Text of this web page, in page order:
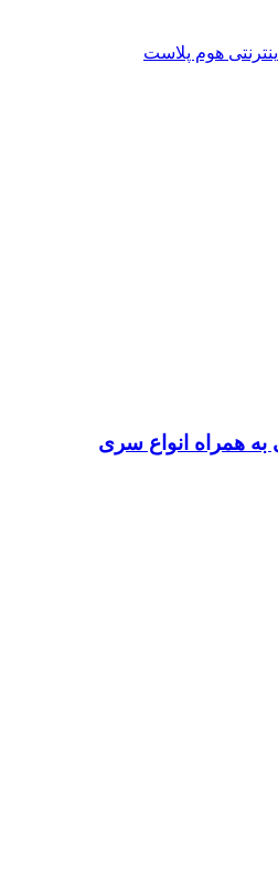
همراه انواع سری